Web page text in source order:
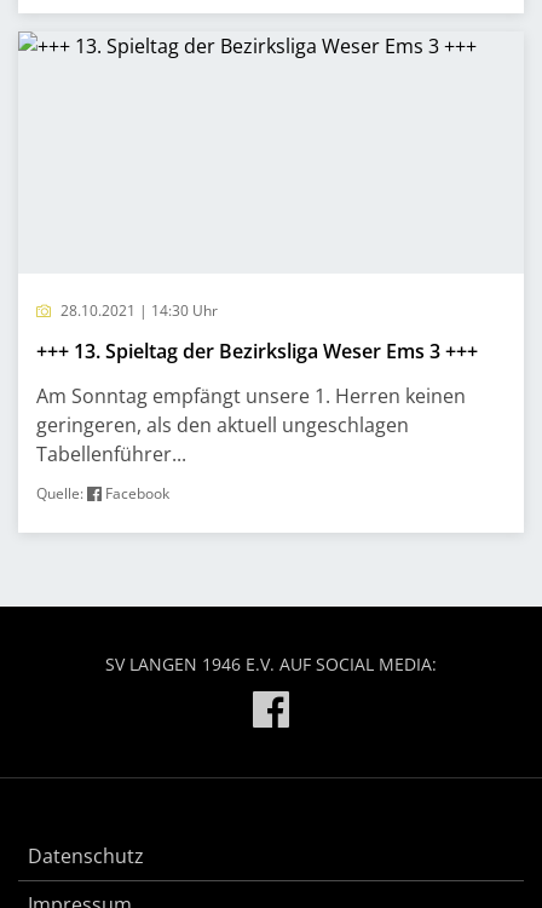
28.10.2021 | 14:30 Uhr
+++ 13. Spieltag der Bezirksliga Weser Ems 3 +++
Am Sonntag empfängt unsere 1. Herren keinen
geringeren, als den aktuell ungeschlagen
Tabellenführer...
Quelle: Facebook
SV LANGEN 1946 E.V. AUF SOCIAL MEDIA:
Datenschutz